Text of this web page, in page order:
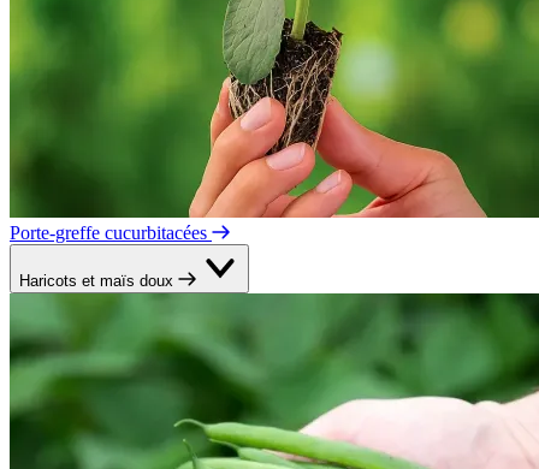
Porte-greffe cucurbitacées
Haricots et maïs doux